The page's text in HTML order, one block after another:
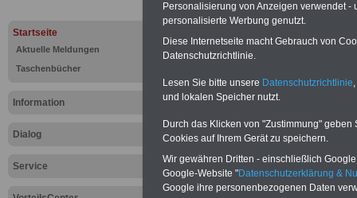
Startseite
Aktuelle Meldungen
Taschenbücher
Information
Dialog
Service
PDF-SERVICE mit Büchern und
Zum Komplettpreis von nur 15 Euro
bei einer Laufzeit von 12 Monaten
zehn Bücher und eBooks zum
ausdrucken (u.a. Rund ums Geld,
Beamtenversorgung, Beihilfe,
Nebentätigkeitsrecht, Frauen im
Daneben bieten wir Mustervorlagen
Schriftwechsel mit der
Nebentätigkeit, Anträgen auf Teilzeit
>>>Jetzt den komfortablen PDF-
bestellen
Personalisierung von Anzeigen verwendet
personalisierte Werbung genutzt.
Diese Internetseite macht Gebrauch von
Datenschutzrichtlinie.
Lesen Sie bitte unsere Datenschutzrichtlinie
und lokalen Speicher nutzt.
Durch das Klicken von "Zustimmung"
Cookies auf Ihrem Gerät zu speichern.
Wir gewähren Dritten - einschließlich
Google-Website "Datenschutzerklärung &
Google ihre personenbezogenen Daten